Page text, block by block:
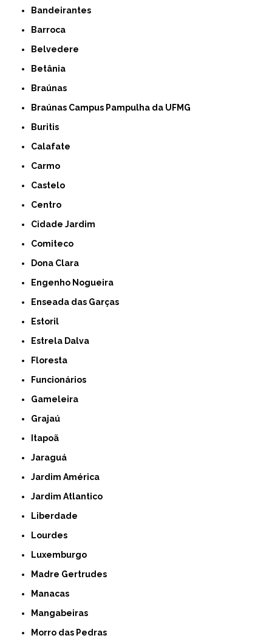
Bandeirantes
Barroca
Belvedere
Betânia
Braúnas
Braúnas Campus Pampulha da UFMG
Buritis
Calafate
Carmo
Castelo
Centro
Cidade Jardim
Comiteco
Dona Clara
Engenho Nogueira
Enseada das Garças
Estoril
Estrela Dalva
Floresta
Funcionários
Gameleira
Grajaú
Itapoã
Jaraguá
Jardim América
Jardim Atlantico
Liberdade
Lourdes
Luxemburgo
Madre Gertrudes
Manacas
Mangabeiras
Morro das Pedras